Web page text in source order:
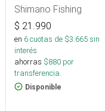
Shimano Fishing
$ 21.990
en 6cuotas de $3.665sin
interés
ahorras $880 por
transferencia.
Disponible